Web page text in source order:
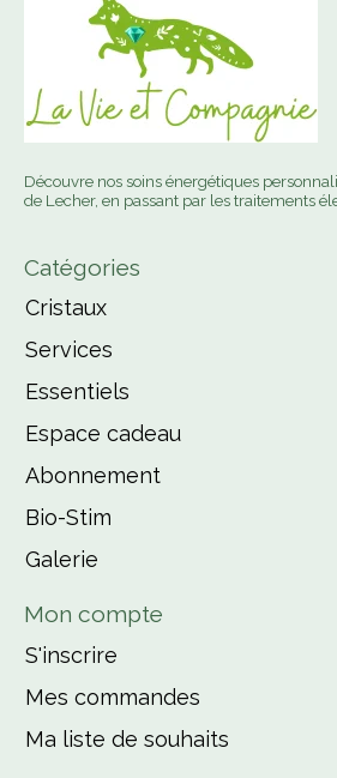
Découvre nos soins énergétiques
de Lecher, en passant par les traitements
Catégories
Cristaux
Services
Essentiels
Espace cadeau
Abonnement
Bio-Stim
Galerie
Mon compte
S'inscrire
Mes commandes
Ma liste de souhaits